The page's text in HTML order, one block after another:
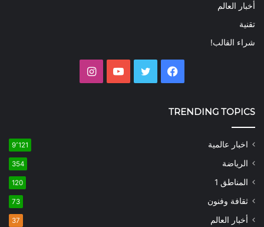
أخبار العالم
تقنية
شراء القالب!
فيسبوك تويتر يوتيوب
TRENDING TOPICS
اخبار عالمية 9٬121
الرياضة 354
المناطق 1 120
ثقافة وفنون 73
أخبار العالم 37